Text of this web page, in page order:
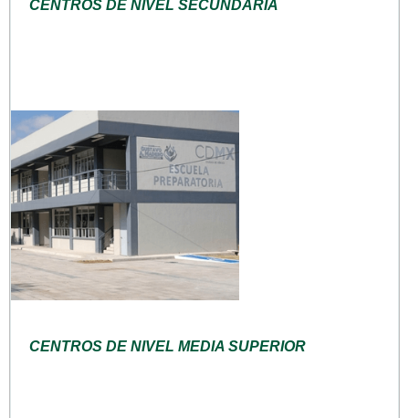
CENTROS DE NIVEL SECUNDARIA
CENTROS DE NIVEL MEDIA SUPERIOR